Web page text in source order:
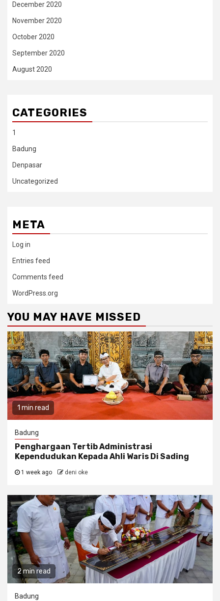
December 2020
November 2020
October 2020
September 2020
August 2020
CATEGORIES
1
Badung
Denpasar
Uncategorized
META
Log in
Entries feed
Comments feed
WordPress.org
YOU MAY HAVE MISSED
1 min read
Badung
Penghargaan Tertib Administrasi
Kependudukan Kepada Ahli Waris Di Sading
1 week ago deni oke
2 min read
Badung